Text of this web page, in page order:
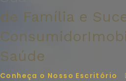
de Família e
Consumidor
Saúde
Conheça o Nosso Escritório